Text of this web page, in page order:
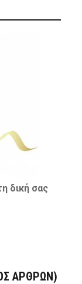
δική σας
ΑΡΘΡΩΝ)